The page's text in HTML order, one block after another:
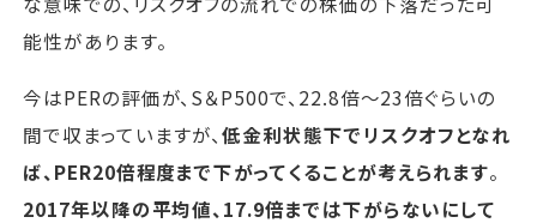
能性があります。
今はPERの評価が、S＆P500で、22.8倍～23倍ぐらいの
間で収まっていますが、低金利状態下でリスクオフとなれ
ば、PER20倍程度まで下がってくることが考えられます。
2017年以降の平均値、17.9倍までは下がらないにして